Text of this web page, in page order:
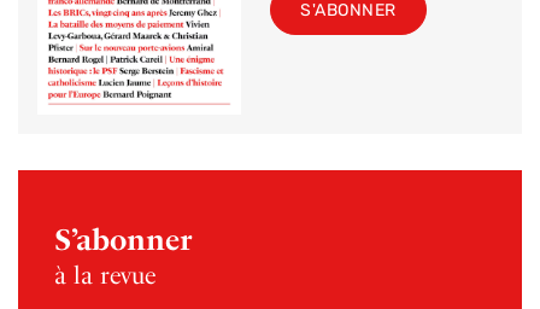
S'ABONNER
S’abonner
à la revue